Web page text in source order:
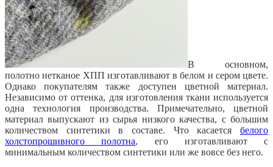
В основном,
полотно нетканое ХПП изготавливают в белом и сером цвете.
Однако покупателям также доступен цветной материал.
Независимо от оттенка, для изготовления ткани используется
одна технология производства. Примечательно, цветной
материал выпускают из сырья низкого качества, с большим
количеством синтетики в составе. Что касается белого
холстопрошивного полотна, его изготавливают с
минимальным количеством синтетики или же вовсе без него.